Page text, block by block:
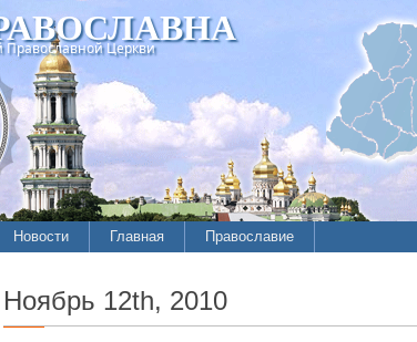
Церкви
Новости Главная Православие
Ноябрь 12th, 2010